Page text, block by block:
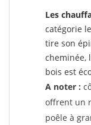
Les
catégorie
tire son
cheminée,
bois est
A noter :
offrent un
poêle à